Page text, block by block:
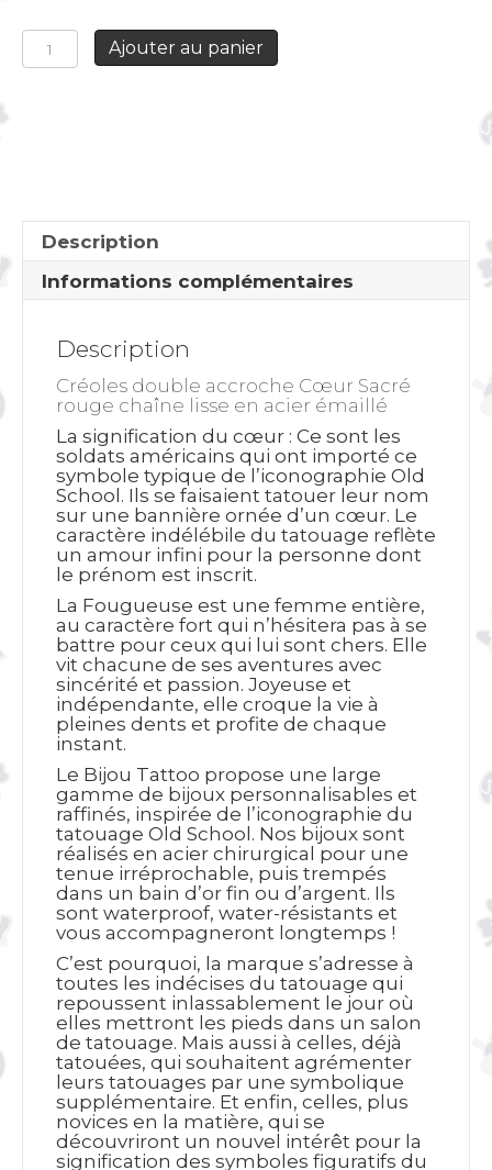
quantité
Créoles
Ajouter au panier
Description
Informations complémentaires
Description
Créoles double accroche Cœur Sacré
rouge chaîne lisse en acier émaillé
La signification du cœur : Ce sont les
soldats américains qui ont importé ce
symbole typique de l’iconographie Old
School. Ils se faisaient tatouer leur nom
sur une bannière ornée d’un cœur. Le
caractère indélébile du tatouage reflète
un amour infini pour la personne dont
le prénom est inscrit.
La Fougueuse est une femme entière,
au caractère fort qui n’hésitera pas à se
battre pour ceux qui lui sont chers. Elle
vit chacune de ses aventures avec
sincérité et passion. Joyeuse et
indépendante, elle croque la vie à
pleines dents et profite de chaque
instant.
Le Bijou Tattoo propose une large
gamme de bijoux personnalisables et
raffinés, inspirée de l’iconographie du
tatouage Old School. Nos bijoux sont
réalisés en acier chirurgical pour une
tenue irréprochable, puis trempés
dans un bain d’or fin ou d’argent. Ils
sont waterproof, water-résistants et
vous accompagneront longtemps !
C’est pourquoi, la marque s’adresse à
toutes les indécises du tatouage qui
repoussent inlassablement le jour où
elles mettront les pieds dans un salon
de tatouage. Mais aussi à celles, déjà
tatouées, qui souhaitent agrémenter
leurs tatouages par une symbolique
supplémentaire. Et enfin, celles, plus
novices en la matière, qui se
découvriront un nouvel intérêt pour la
signification des symboles figuratifs du